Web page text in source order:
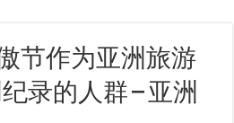
节作为亚洲旅游
录的人群 – 亚洲